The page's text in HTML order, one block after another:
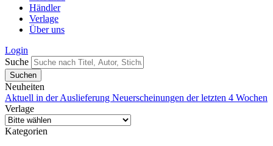
Händler
Verlage
Über uns
Login
Suche
Neuheiten
Aktuell in der Auslieferung Neuerscheinungen der letzten 4 Wochen
Verlage
Kategorien